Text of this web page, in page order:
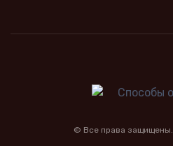
© Все права защищены.